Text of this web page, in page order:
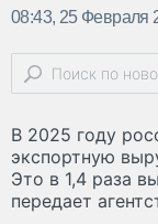
08:43, 25 Февраля
В 2025 году
экспортную
Это в 1,4 раза
передает